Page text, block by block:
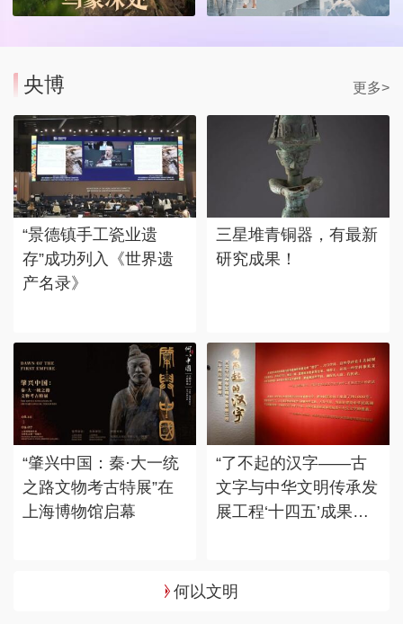
央博 更多>
“景德镇手工瓷业遗
存”成功列入《世界遗
产名录》
三星堆青铜器，有最新
研究成果！
“肇兴中国：秦·大一统
之路文物考古特展”在
上海博物馆启幕
“了不起的汉字——古
文字与中华文明传承发
展工程‘十四五’成果
何以文明